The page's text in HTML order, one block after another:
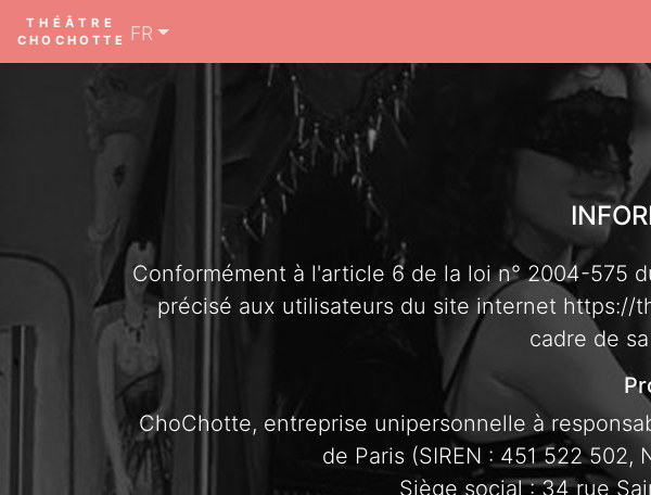
THÉÂTRE
CHOCHOTTE FR
Conformément à l'article 6 de la loi n° 2004-575
précisé aux utilisateurs du site internet
cadre de
ChoChotte, entreprise unipersonnelle à
de Paris (SIREN : 451 522 502,
Siège social : 34 rue